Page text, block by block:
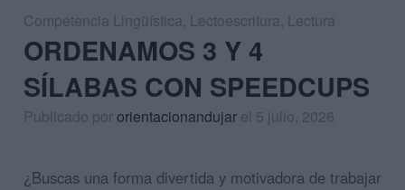
Competencia Lingüística, Lectoescritura, Lectura
ORDENAMOS 3 Y 4
SÍLABAS CON SPEEDCUPS
Publicado pororientacionandujar el 5 julio, 2026
¿Buscas una forma divertida y motivadora de trabajar